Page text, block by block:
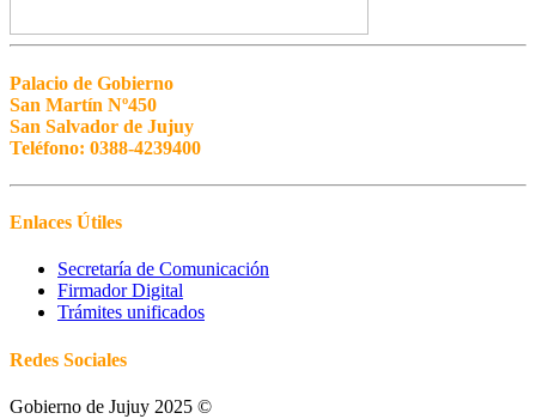
Palacio de Gobierno
San Martín Nº450
San Salvador de Jujuy
Teléfono: 0388-4239400
Enlaces Útiles
Secretaría de Comunicación
Firmador Digital
Trámites unificados
Redes Sociales
Gobierno de Jujuy 2025 ©